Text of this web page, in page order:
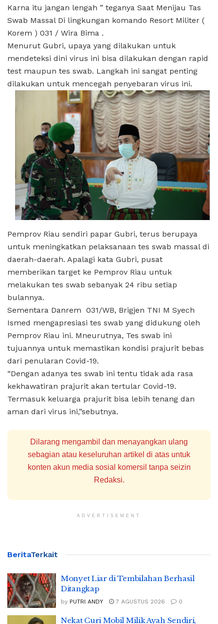
Karna itu jangan lengah ” teganya Saat Menijau Tas
Swab Massal Di lingkungan komando Resort Militer (
Korem ) 031 / Wira Bima .
Menurut Gubri, upaya yang dilakukan untuk
mendeteksi dini virus ini bisa dilakukan dengan rapid
test maupun tes swab. Langkah ini sangat penting
dilakukan untuk mencegah penyebaran virus ini.
Pemprov Riau sendiri papar Gubri, terus berupaya
untuk meningkatkan pelaksanaan tes swab massal di
daerah-daerah. Apalagi kata Gubri, pusat
memberikan target ke Pemprov Riau untuk
melakukan tes swab sebanyak 24 ribu setiap
bulannya.
Sementara Danrem 031/WB, Brigjen TNI M Syech
Ismed mengapresiasi tes swab yang didukung oleh
Pemprov Riau ini. Mneurutnya, Tes swab ini
tujuannya untuk memastikan kondisi prajurit bebas
dari penularan Covid-19.
“Dengan adanya tes swab ini tentu tidak ada rasa
kekhawatiran prajurit akan tertular Covid-19.
Termasuk keluarga prajurit bisa lebih tenang dan
aman dari virus ini,”sebutnya.
Dilarang mengambil dan menayangkan ulang
sebagian atau keseluruhan artikel di atas untuk
konten akun media sosial komersil tanpa seizin
Redaksi.
ADVERTISEMENT
BeritaTerkait
Monyet Liar di Tembilahan Berhasil
Ditangkap
by PUTRI ANDY 7 AGUSTUS 2026 0
Nekat Curi Mobil Milik Ayah Sendiri,